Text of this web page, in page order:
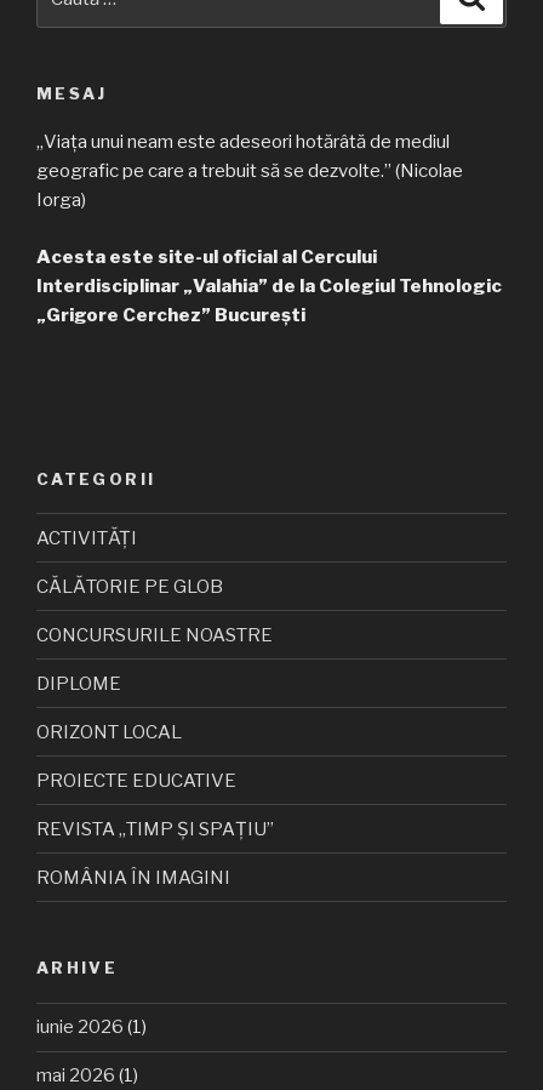
MESAJ
„Viața unui neam este adeseori hotărâtă de mediul
geografic pe care a trebuit să se dezvolte.” (Nicolae
Iorga)
Acesta este site-ul oficial al Cercului
Interdisciplinar „Valahia” de la Colegiul Tehnologic
„Grigore Cerchez” București
CATEGORII
ACTIVITĂȚI
CĂLĂTORIE PE GLOB
CONCURSURILE NOASTRE
DIPLOME
ORIZONT LOCAL
PROIECTE EDUCATIVE
REVISTA „TIMP ȘI SPAȚIU”
ROMÂNIA ÎN IMAGINI
ARHIVE
iunie 2026 (1)
mai 2026 (1)